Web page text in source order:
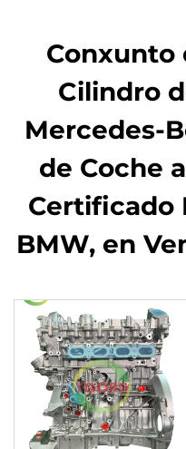
Conxunto
Cilindro
Mercedes-
de Coche
Certificado
BMW, en